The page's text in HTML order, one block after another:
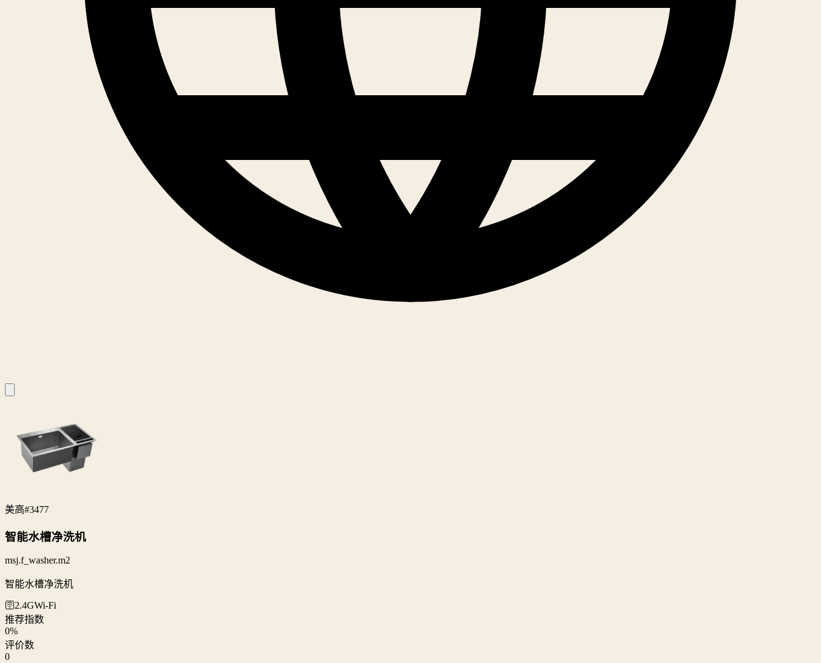
美高#3477
智能水槽净洗机
msj.f_washer.m2
智能水槽净洗机
🛜2.4GWi‑Fi
推荐指数
0%
评价数
0